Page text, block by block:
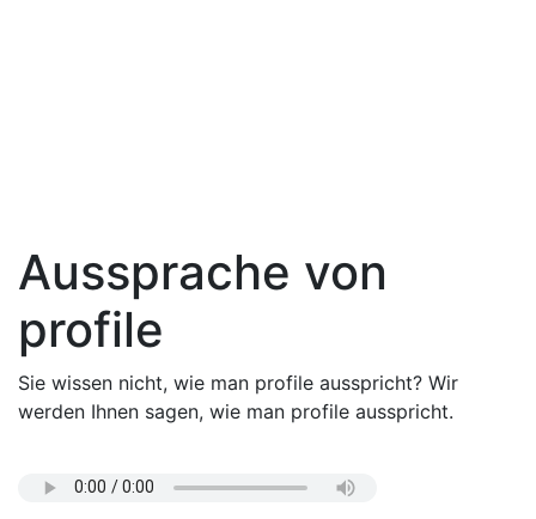
Aussprache von
profile
Sie wissen nicht, wie man profile ausspricht? Wir
werden Ihnen sagen, wie man profile ausspricht.